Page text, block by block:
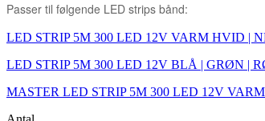
Passer til følgende LED strips bånd:
LED STRIP 5M 300 LED 12V VARM HVID |
LED STRIP 5M 300 LED 12V BLÅ | GRØN |
MASTER LED STRIP 5M 300 LED 12V